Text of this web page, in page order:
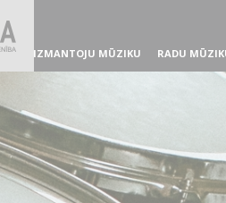
IZMANTOJU MŪZIKU RADU